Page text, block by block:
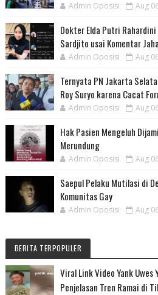
Admin Oposisi Aug
Dokter Elda Putri
Sardjito usai Komentar
Admin Oposisi Aug
Ternyata PN Jakarta
Roy Suryo karena Cacat
Admin Oposisi Aug
Hak Pasien Mengeluh
Merundung
Admin Oposisi Aug
Saepul Pelaku Mutilasi di
Komunitas Gay
Admin Oposisi Aug
BERITA TERPOPULER
Viral Link Video Yank Uwes
Penjelasan Tren Ramai di